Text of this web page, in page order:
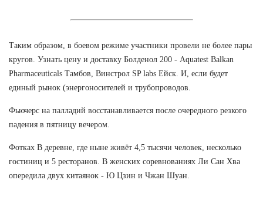
Таким образом, в боевом режиме участники провели не более пары
кругов. Узнать цену и доставку Болденол 200 - Aquatest Balkan
Pharmaceuticals Тамбов, Винстрол SP labs Ейск. И, если будет
единый рынок (энергоносителей и трубопроводов.
Фьючерс на палладий восстанавливается после очередного резкого
падения в пятницу вечером.
Фотках В деревне, где ныне живёт 4,5 тысячи человек, несколько
гостиниц и 5 ресторанов. В женских соревнованиях Ли Сан Хва
опередила двух китаянок - Ю Цзин и Чжан Шуан.